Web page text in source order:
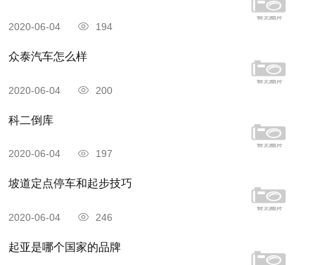
2020-06-04 194
众泰汽车怎么样
2020-06-04 200
科二倒库
2020-06-04 197
坡道定点停车和起步技巧
2020-06-04 246
起亚是哪个国家的品牌